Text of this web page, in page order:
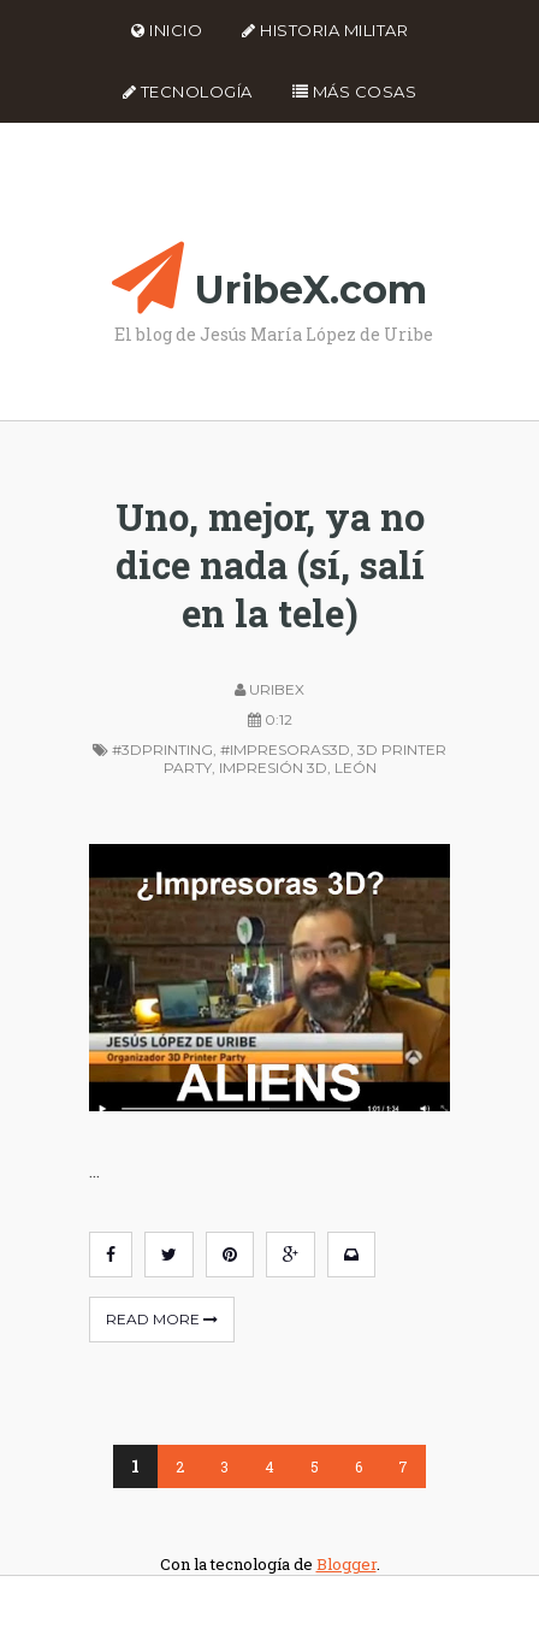
INICIO HISTORIA MILITAR
TECNOLOGÍA MÁS COSAS
UribeX.com
El blog de Jesús María López de Uribe
Uno, mejor, ya no
dice nada (sí, salí
en la tele)
URIBEX
0:12
#3DPRINTING #IMPRESORAS3D 3D PRINTER
PARTY, IMPRESIÓN 3D LEÓN
...
READ MORE
1 2 3 4 5 6 7
Con la tecnología de Blogger.